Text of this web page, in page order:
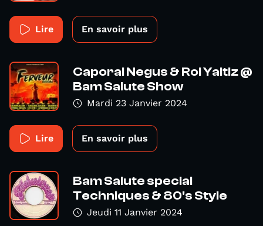
Lire En savoir plus
Caporal Negus & Roi Yaltiz @
Bam Salute Show
Mardi 23 Janvier 2024
Lire En savoir plus
Bam Salute special
Techniques & 80's Style
Jeudi 11 Janvier 2024